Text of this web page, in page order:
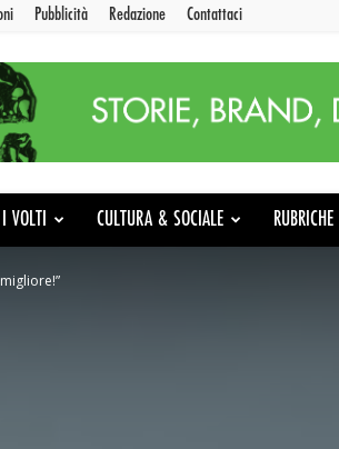
Pubblicità Redazione Contattaci
I VOLTI CULTURA & SOCIALE RUBRICHE